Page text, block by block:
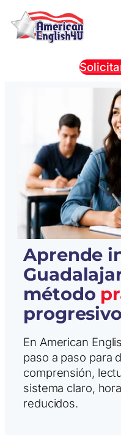
Aprende
método
progresivo
En American
paso a paso para
comprensión,
sistema claro,
reducidos.